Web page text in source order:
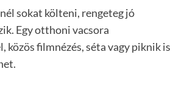
sokat költeni, rengeteg jó
Egy otthoni vacsora
közös filmnézés, séta vagy piknik is